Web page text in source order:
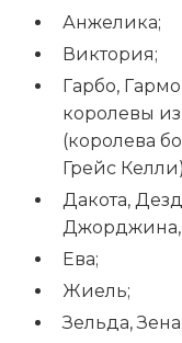
Анжелика;
Виктория;
Гарбо,
королевы
(королева
Грейс
Дакота,
Джорджина,
Ева;
Жиель;
Зельда, Зена;